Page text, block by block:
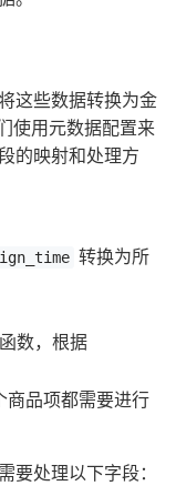
这些数据转换为金
使用元数据配置来
的映射和处理方
转换为所
函数，根据
商品项都需要进行
处理以下字段：